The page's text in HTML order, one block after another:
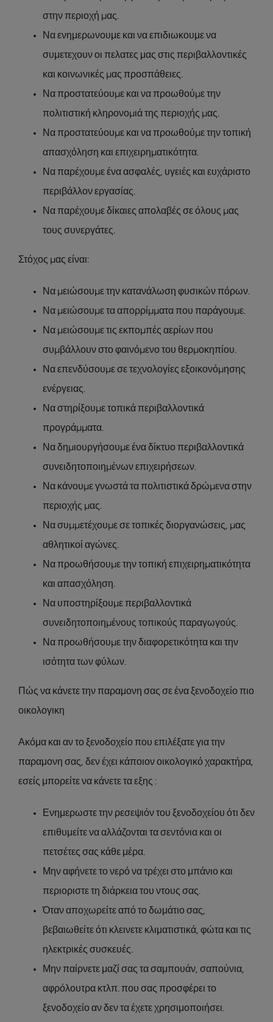
στην περιοχή µας.
Να ενημερωνουμε και να επιδιωκουμε να
συμετεχουν οι πελατες μας στις περιβαλλοντικές
και κοινωνικές µας προσπάθειες.
Να προστατεύουµε και να προωθούµε την
πολιτιστική κληρονοµιά της περιοχής µας.
Να προστατεύουµε και να προωθούµε την τοπική
απασχόληση και επιχειρηµατικότητα.
Να παρέχουµε ένα ασφαλές, υγειές και ευχάριστο
περιβάλλον εργασίας.
Να παρέχουµε δίκαιες απολαβές σε όλους µας
τους συνεργάτες.
Στόχος µας είναι:
Να µειώσουµε την κατανάλωση φυσικών πόρων.
Να µειώσουµε τα απορρίµµατα που παράγουµε.
Να µειώσουµε τις εκποµπές αερίων που
συµβάλλουν στο φαινόµενο του θερµοκηπίου.
Να επενδύσουµε σε τεχνολογίες εξοικονόµησης
ενέργειας.
Να στηρίξουµε τοπικά περιβαλλοντικά
προγράµµατα.
Να δηµιουργήσουµε ένα δίκτυο περιβαλλοντικά
συνειδητοποιηµένων επιχειρήσεων.
Να κάνουµε γνωστά τα πολιτιστικά δρώµενα στην
περιοχής µας.
Να συµµετέχουµε σε τοπικές διοργανώσεις, µας
αθλητικοί αγώνες.
Να προωθήσουµε την τοπική επιχειρηµατικότητα
και απασχόληση.
Να υποστηρίξουµε περιβαλλοντικά
συνειδητοποιηµένους τοπικούς παραγωγούς.
Να προωθήσουµε την διαφορετικότητα και την
ισότητα των φύλων.
Πώς να κάνετε την παραμονη σας σε ένα ξενοδοχείο πιο
οικολογικη
Ακόμα και αν το ξενοδοχείο που επιλέξατε για την
παραμονη σας, δεν έχει κάποιον οικολογικό χαρακτήρα,
εσείς μπορείτε να κάνετε τα εξης :
Ενημερωστε την ρεσεψιόν του ξενοδοχείου ότι δεν
επιθυμείτε να αλλάζονται τα σεντόνια και οι
πετσέτες σας κάθε μέρα.
Μην αφήνετε το νερό να τρέχει στο μπάνιο και
περιοριστε τη διάρκεια του ντους σας.
Όταν αποχωρείτε από το δωμάτιο σας,
βεβαιωθείτε ότι κλεινετε κλιματιστικά, φώτα και τις
ηλεκτρικές συσκευές.
Μην παίρνετε μαζί σας τα σαμπουάν, σαπούνια,
αφρόλουτρα κτλπ. που σας προσφέρει το
ξενοδοχείο αν δεν τα έχετε χρησιμοποιήσει.